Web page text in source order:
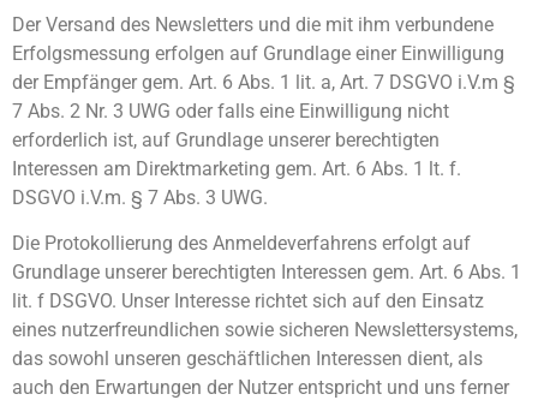
Der Versand des Newsletters und die mit ihm verbundene
Erfolgsmessung erfolgen auf Grundlage einer Einwilligung
der Empfänger gem. Art. 6 Abs. 1 lit. a, Art. 7 DSGVO i.V.m §
7 Abs. 2 Nr. 3 UWG oder falls eine Einwilligung nicht
erforderlich ist, auf Grundlage unserer berechtigten
Interessen am Direktmarketing gem. Art. 6 Abs. 1 lt. f.
DSGVO i.V.m. § 7 Abs. 3 UWG.
Die Protokollierung des Anmeldeverfahrens erfolgt auf
Grundlage unserer berechtigten Interessen gem. Art. 6 Abs. 1
lit. f DSGVO. Unser Interesse richtet sich auf den Einsatz
eines nutzerfreundlichen sowie sicheren Newslettersystems,
das sowohl unseren geschäftlichen Interessen dient, als
auch den Erwartungen der Nutzer entspricht und uns ferner